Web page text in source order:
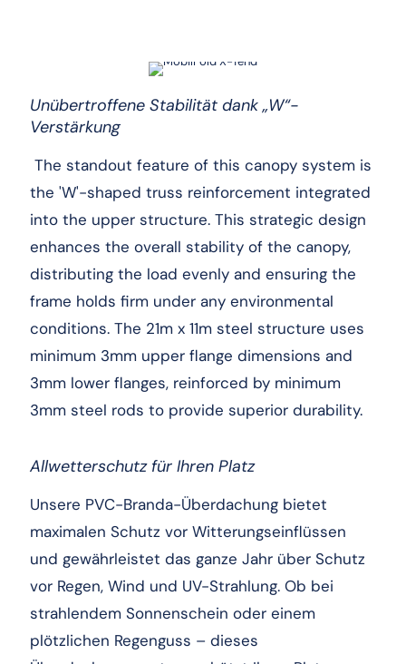
Unübertroffene Stabilität dank „W“-
Verstärkung
The standout feature of this canopy system is
the 'W'-shaped truss reinforcement integrated
into the upper structure. This strategic design
enhances the overall stability of the canopy,
distributing the load evenly and ensuring the
frame holds firm under any environmental
conditions. The 21m x 11m steel structure uses
minimum 3mm upper flange dimensions and
3mm lower flanges, reinforced by minimum
3mm steel rods to provide superior durability.
Allwetterschutz für Ihren Platz
Unsere PVC-Branda-Überdachung bietet
maximalen Schutz vor Witterungseinflüssen
und gewährleistet das ganze Jahr über Schutz
vor Regen, Wind und UV-Strahlung. Ob bei
strahlendem Sonnenschein oder einem
plötzlichen Regenguss – dieses